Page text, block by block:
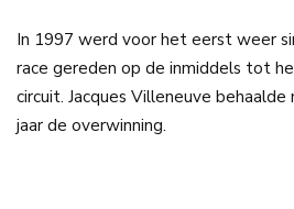
In 1997 werd voor het eerst weer
race gereden op de inmiddels tot
circuit. Jacques Villeneuve
jaar de overwinning.